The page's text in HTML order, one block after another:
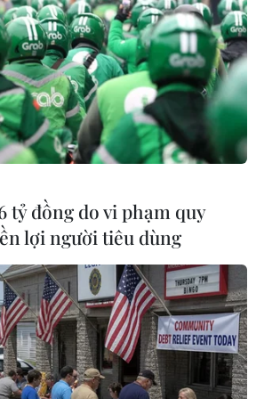
lượng chức năng thành phố Huế
nam, nữ có dấu hiệu tàng trữ, sử
túy tại cơ sở kinh doanh ăn
Lê Viết Lợi.
tỷ đồng do vi phạm quy
lợi người tiêu dùng